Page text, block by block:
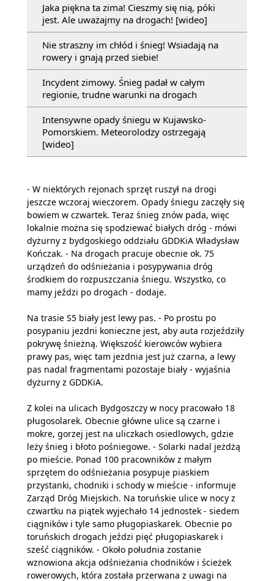
Jaka piękna ta zima! Cieszmy się nią, póki
jest. Ale uważajmy na drogach! [wideo]
Nie straszny im chłód i śnieg! Wsiadają na
rowery i gnają przed siebie!
Incydent zimowy. Śnieg padał w całym
regionie, trudne warunki na drogach
Intensywne opady śniegu w Kujawsko-
Pomorskiem. Meteorolodzy ostrzegają
[wideo]
- W niektórych rejonach sprzęt ruszył na drogi
jeszcze wczoraj wieczorem. Opady śniegu zaczęły się
bowiem w czwartek. Teraz śnieg znów pada, więc
lokalnie można się spodziewać białych dróg - mówi
dyżurny z bydgoskiego oddziału GDDKiA Władysław
Kończak. - Na drogach pracuje obecnie ok. 75
urządzeń do odśnieżania i posypywania dróg
środkiem do rozpuszczania śniegu. Wszystko, co
mamy jeździ po drogach - dodaje.
Na trasie S5 biały jest lewy pas. - Po prostu po
posypaniu jezdni konieczne jest, aby auta rozjeździły
pokrywę śnieżną. Większość kierowców wybiera
prawy pas, więc tam jezdnia jest już czarna, a lewy
pas nadal fragmentami pozostaje biały - wyjaśnia
dyżurny z GDDKiA.
Z kolei na ulicach Bydgoszczy w nocy pracowało 18
pługosolarek. Obecnie główne ulice są czarne i
mokre, gorzej jest na uliczkach osiedlowych, gdzie
leży śnieg i błoto pośniegowe. - Solarki nadal jeżdżą
po mieście. Ponad 100 pracowników z małym
sprzętem do odśnieżania posypuje piaskiem
przystanki, chodniki i schody w mieście - informuje
Zarząd Dróg Miejskich. Na toruńskie ulice w nocy z
czwartku na piątek wyjechało 14 jednostek - siedem
ciągników i tyle samo pługopiaskarek. Obecnie po
toruńskich drogach jeździ pięć pługopiaskarek i
sześć ciągników. - Około południa zostanie
wznowiona akcja odśnieżania chodników i ścieżek
rowerowych, która została przerwana z uwagi na